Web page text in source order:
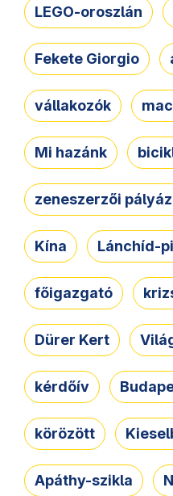
LEGO-oroszlán
Fekete Giorgio
vállakozók
Mi hazánk
zeneszerzői
Kína Lánchíd-
főigazgató
Dürer Kert
kérdőív
körözött
Apáthy-szikla